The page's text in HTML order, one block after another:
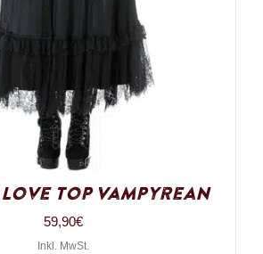
Top Vampyrean
59,90€
Inkl. MwSt.